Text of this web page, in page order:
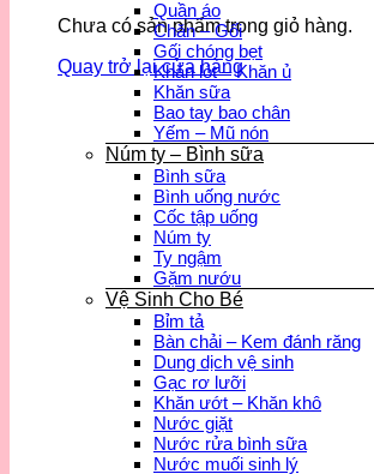
Chưa có sản phẩm trong giỏ hàng.
Quay trở lại cửa hàng
Quần áo
Chăn – Gối
Gối chóng bẹt
Khăn lót – Khăn ủ
Khăn sữa
Bao tay bao chân
Yếm – Mũ nón
Núm ty – Bình sữa
Bình sữa
Bình uống nước
Cốc tập uống
Núm ty
Ty ngậm
Gặm nướu
Vệ Sinh Cho Bé
Bỉm tả
Bàn chải – Kem đánh răng
Dung dịch vệ sinh
Gạc rơ lưỡi
Khăn ướt – Khăn khô
Nước giặt
Nước rửa bình sữa
Nước muối sinh lý